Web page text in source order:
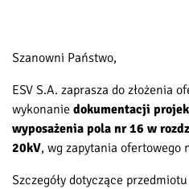
Szanowni Państwo,
ESV S.A. zaprasza do złożenia
wykonanie dokumentacji
wyposażenia pola nr 16 w
20kV, wg zapytania
Szczegóły dotyczące